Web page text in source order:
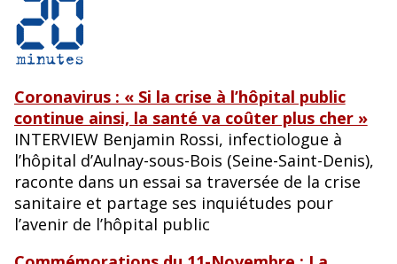
Coronavirus : « Si la crise à l’hôpital public
continue ainsi, la santé va coûter plus cher »
INTERVIEW Benjamin Rossi, infectiologue à
l’hôpital d’Aulnay-sous-Bois (Seine-Saint-Denis),
raconte dans un essai sa traversée de la crise
sanitaire et partage ses inquiétudes pour
l’avenir de l’hôpital public